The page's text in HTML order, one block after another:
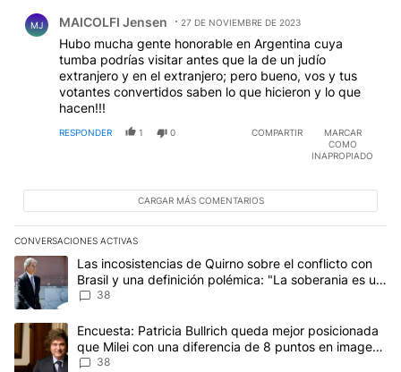
MJ MAICOLFI Jensen 27 DE NOVIEMBRE DE 2023
Hubo mucha gente honorable en Argentina cuya
tumba podrías visitar antes que la de un judío
extranjero y en el extranjero; pero bueno, vos y tus
votantes convertidos saben lo que hicieron y lo que
hacen!!!
RESPONDER 1 0 COMPARTIR
MARCAR
COMO
INAPROPIADO
CARGAR MÁS COMENTARIOS
CONVERSACIONES ACTIVAS
Este listado muestra los artículos con más comentarios en los
Un artículo de tendencia con el título "Las incosistencias de
Las incosistencias de Quirno sobre el conflicto con
Brasil y una definición polémica: "La soberania es un
concepto antiguo"
38
Un artículo de tendencia con el título "Encuesta: Patricia
Encuesta: Patricia Bullrich queda mejor posicionada
que Milei con una diferencia de 8 puntos en imagen
negativa
38